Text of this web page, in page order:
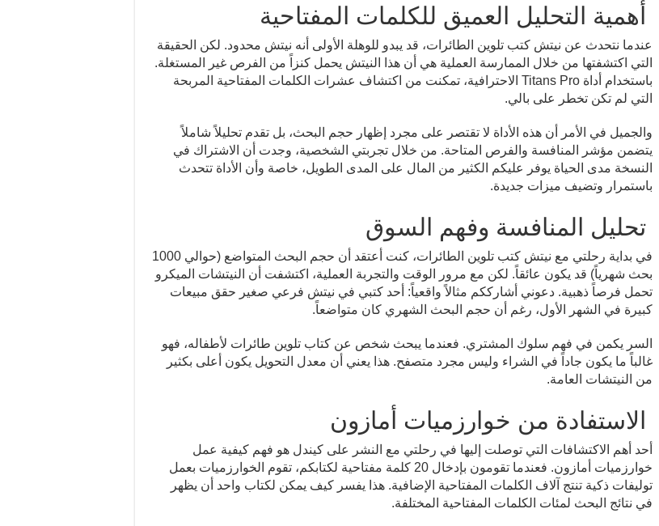
أهمية التحليل العميق للكلمات المفتاحية
عندما نتحدث عن نيتش كتب تلوين الطائرات، قد يبدو للوهلة الأولى أنه نيتش محدود. لكن الحقيقة
التي اكتشفتها من خلال الممارسة العملية هي أن هذا النيتش يحمل كنزاً من الفرص غير المستغلة.
باستخدام أداة Titans Pro الاحترافية، تمكنت من اكتشاف عشرات الكلمات المفتاحية المربحة
التي لم تكن تخطر على بالي.
والجميل في الأمر أن هذه الأداة لا تقتصر على مجرد إظهار حجم البحث، بل تقدم تحليلاً شاملاً
يتضمن مؤشر المنافسة والفرص المتاحة. من خلال تجربتي الشخصية، وجدت أن الاشتراك في
النسخة مدى الحياة يوفر عليكم الكثير من المال على المدى الطويل، خاصة وأن الأداة تتحدث
باستمرار وتضيف ميزات جديدة.
تحليل المنافسة وفهم السوق
في بداية رحلتي مع نيتش كتب تلوين الطائرات، كنت أعتقد أن حجم البحث المتواضع (حوالي 1000
بحث شهرياً) قد يكون عائقاً. لكن مع مرور الوقت والتجربة العملية، اكتشفت أن النيتشات الميكرو
تحمل فرصاً ذهبية. دعوني أشارككم مثالاً واقعياً: أحد كتبي في نيتش فرعي صغير حقق مبيعات
كبيرة في الشهر الأول، رغم أن حجم البحث الشهري كان متواضعاً.
السر يكمن في فهم سلوك المشتري. فعندما يبحث شخص عن كتاب تلوين طائرات لأطفاله، فهو
غالباً ما يكون جاداً في الشراء وليس مجرد متصفح. هذا يعني أن معدل التحويل يكون أعلى بكثير
من النيتشات العامة.
الاستفادة من خوارزميات أمازون
أحد أهم الاكتشافات التي توصلت إليها في رحلتي مع النشر على كيندل هو فهم كيفية عمل
خوارزميات أمازون. فعندما تقومون بإدخال 20 كلمة مفتاحية لكتابكم، تقوم الخوارزميات بعمل
توليفات ذكية تنتج آلاف الكلمات المفتاحية الإضافية. هذا يفسر كيف يمكن لكتاب واحد أن يظهر
في نتائج البحث لمئات الكلمات المفتاحية المختلفة.